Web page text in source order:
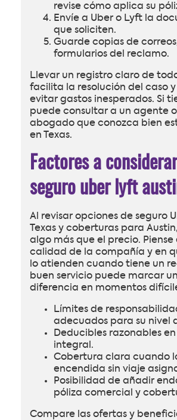
revise cómo aplica su
Envíe a Uber o Lyft la
que soliciten.
Guarde copias de
formularios del reclamo.
Llevar un registro claro de
facilita la resolución del caso
evitar gastos inesperados. Si
puede consultar a un agente
abogado que conozca bien
en Texas.
Factores a
seguro uber lyft
Al revisar opciones de seguro
Texas y coberturas para
algo más que el precio. Piense
calidad de la compañía y en
lo atienden cuando tiene un
buen servicio puede marcar
diferencia en momentos
Límites de
adecuados para su nivel
Deducibles razonables
integral.
Cobertura clara cuando
encendida sin viaje
Posibilidad de añadir
póliza comercial y
Compare las ofertas y